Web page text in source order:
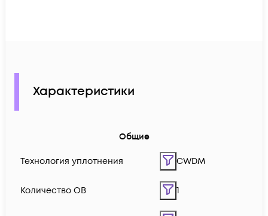
Характеристики
Общие
Технология уплотнения CWDM
Количество ОВ 1